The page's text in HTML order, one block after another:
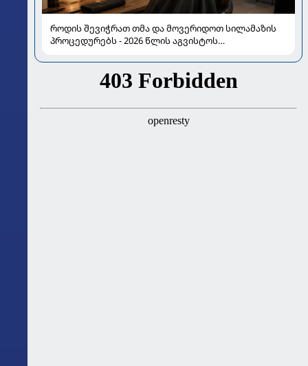
როდის შევიჭრათ თმა და მოვერიდოთ სილამაზის
პროცედურებს - 2026 წლის აგვისტოს